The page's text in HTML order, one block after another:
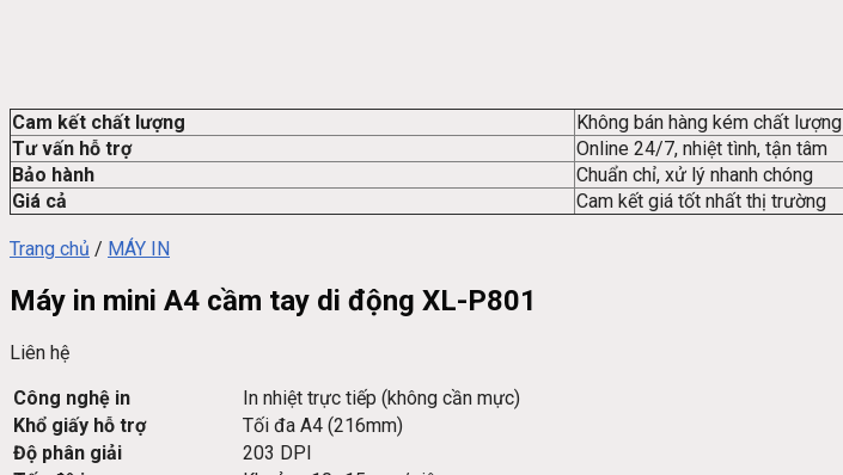
Cam kết chất lượng
Không bán hàng kém chất lượng
Tư vấn hỗ trợ
Online 24/7, nhiệt tình, tận tâm
Bảo hành
Chuẩn chỉ, xử lý nhanh chóng
Giá cả
Cam kết giá tốt nhất thị trường
Trang chủ / MÁY IN
Máy in mini A4 cầm tay di động XL-P801
Liên hệ
Công nghệ in
In nhiệt trực tiếp (không cần mực)
Khổ giấy hỗ trợ
Tối đa A4 (216mm)
Độ phân giải
203 DPI